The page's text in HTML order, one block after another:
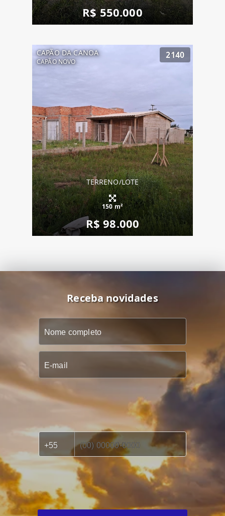
R$ 550.000
CAPÃO DA CANOA
CAPÃO NOVO
2140
TERRENO/LOTE
150 m²
R$ 98.000
Receba novidades